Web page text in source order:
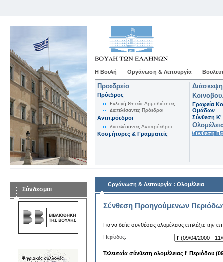
Η Βουλή Οργάνωση & Λειτουργία
Προεδρείο
Πρόεδρος
Εκλογή-Θητεία-Αρμοδιότητες
Διατελέσαντες Πρόεδροι
Αντιπρόεδροι
Διατελέσαντες Αντιπρόεδροι
Κοσμήτορες & Γραμματείς
Γραφεία
Ομάδων
Σύνθεση K'
Σύνθεση
Σύνδεσμοι
Οργάνωση & Λειτουργία : Ολομέλεια
Σύνθεση Προηγούμενων
Για να δείτε συνθέσεις ολομέλειας επιλέξτε την
Περίοδος:
Τελευταία σύνθεση ολομέλειας Ι' Περιόδου